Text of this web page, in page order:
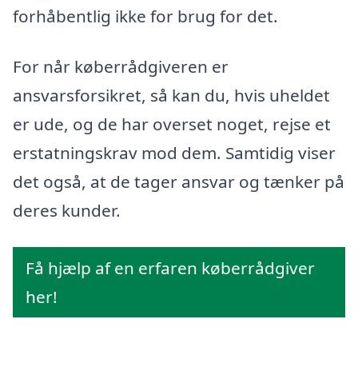
forhåbentlig ikke for brug for det.
For når køberrådgiveren er
ansvarsforsikret, så kan du, hvis uheldet
er ude, og de har overset noget, rejse et
erstatningskrav mod dem. Samtidig viser
det også, at de tager ansvar og tænker på
deres kunder.
Få hjælp af en erfaren køberrådgiver
her!